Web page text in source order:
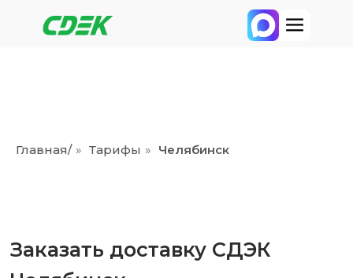
Главная/ » Тарифы » Челябинск
магазинов
Доставка по России из города Челябинск